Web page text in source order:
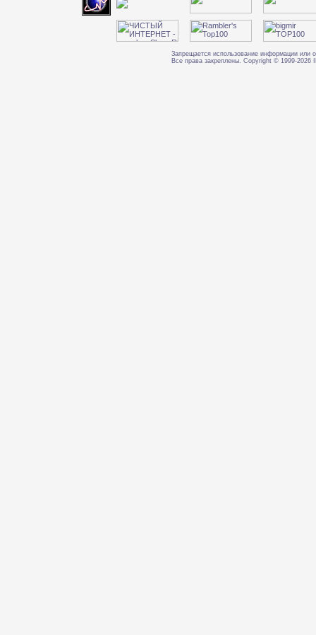
Запрещается использование информации или
Все права закреплены. Copyright © 1999-